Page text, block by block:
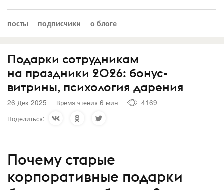
посты подписчики о блоге
Подарки сотрудникам
на праздники 2026: бонус-
витрины, психология дарения
26 Дек 2025 Время чтения 6 мин
4169
Поделиться:
Почему старые
корпоративные подарки